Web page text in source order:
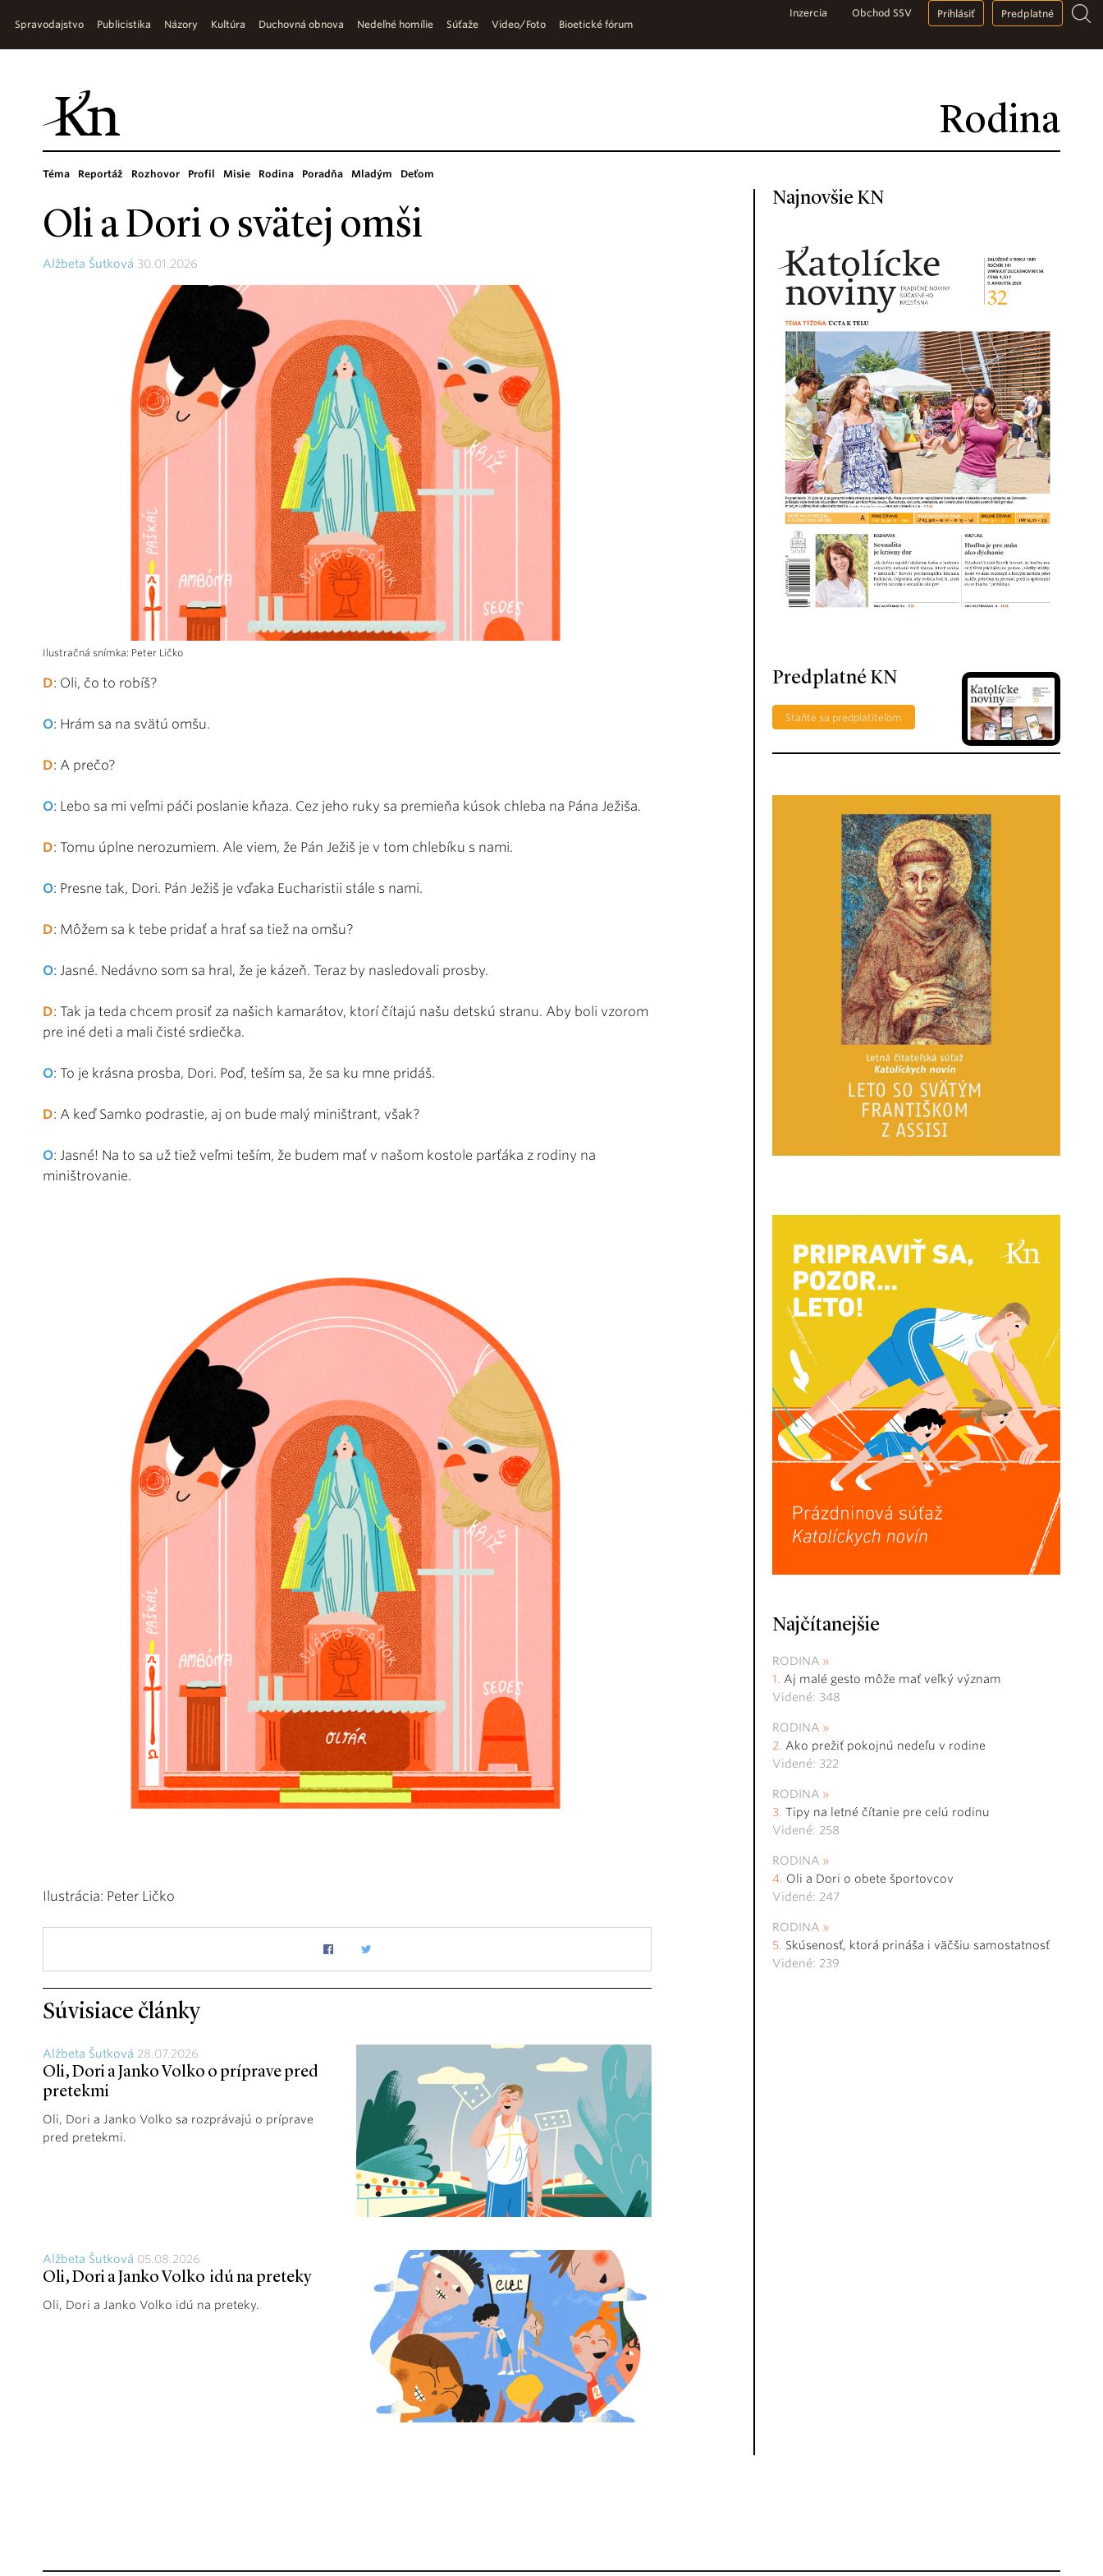
Rodina
Spravodajstvo Publicistika Názory Kultúra Duchovná obnova Nedeľné homílie Súťaže Video/Foto Bioetické fórum
Inzercia Obchod SSV Prihlásiť Predplatné
Téma Reportáž Rozhovor Profil Misie Rodina Poradňa Mladým Deťom
Oli a Dori o svätej omši
Alžbeta Šutková 30.01.2026
Ilustračná snímka: Peter Ličko
D: Oli, čo to robíš?
O: Hrám sa na svätú omšu.
D: A prečo?
O: Lebo sa mi veľmi páči poslanie kňaza. Cez jeho ruky sa premieňa kúsok chleba na Pána Ježiša.
D: Tomu úplne nerozumiem. Ale viem, že Pán Ježiš je v tom chlebíku s nami.
O: Presne tak, Dori. Pán Ježiš je vďaka Eucharistii stále s nami.
D: Môžem sa k tebe pridať a hrať sa tiež na omšu?
O: Jasné. Nedávno som sa hral, že je kázeň. Teraz by nasledovali prosby.
D: Tak ja teda chcem prosiť za našich kamarátov, ktorí čítajú našu detskú stranu. Aby boli vzorom
pre iné deti a mali čisté srdiečka.
O: To je krásna prosba, Dori. Poď, teším sa, že sa ku mne pridáš.
D: A keď Samko podrastie, aj on bude malý miništrant, však?
O: Jasné! Na to sa už tiež veľmi teším, že budem mať v našom kostole parťáka z rodiny na
miništrovanie.
Ilustrácia: Peter Ličko
Súvisiace články
Alžbeta Šutková 28.07.2026
Oli, Dori a Janko Volko o príprave pred
pretekmi
Oli, Dori a Janko Volko sa rozprávajú o príprave
pred pretekmi.
Alžbeta Šutková 05.08.2026
Oli, Dori a Janko Volko idú na preteky
Oli, Dori a Janko Volko idú na preteky.
Najnovšie KN
Predplatné KN
Staňte sa predplatiteľom
Najčítanejšie
RODINA
Aj malé gesto môže mať veľký význam
Videné: 348
RODINA
Ako prežiť pokojnú nedeľu v rodine
Videné: 322
RODINA
Tipy na letné čítanie pre celú rodinu
Videné: 258
RODINA
Oli a Dori o obete športovcov
Videné: 247
RODINA
Skúsenosť, ktorá prináša i väčšiu samostatnosť
Videné: 239